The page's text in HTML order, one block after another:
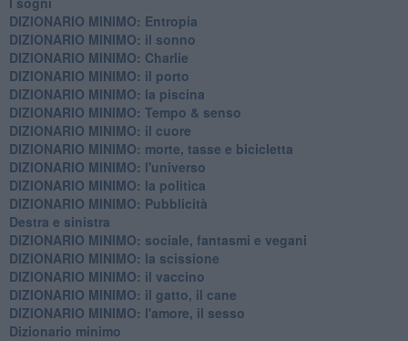
DIZIONARIO MINIMO: Entropia
DIZIONARIO MINIMO: il sonno
DIZIONARIO MINIMO: Charlie
DIZIONARIO MINIMO: il porto
DIZIONARIO MINIMO: la piscina
DIZIONARIO MINIMO: Tempo & senso
DIZIONARIO MINIMO: il cuore
DIZIONARIO MINIMO: morte, tasse e bicicletta
DIZIONARIO MINIMO: l'universo
DIZIONARIO MINIMO: la politica
DIZIONARIO MINIMO: Pubblicità
Destra e sinistra
DIZIONARIO MINIMO: sociale, fantasmi e vegani
DIZIONARIO MINIMO: la scissione
DIZIONARIO MINIMO: il vaccino
DIZIONARIO MINIMO: il gatto, il cane
DIZIONARIO MINIMO: l'amore, il sesso
Dizionario minimo